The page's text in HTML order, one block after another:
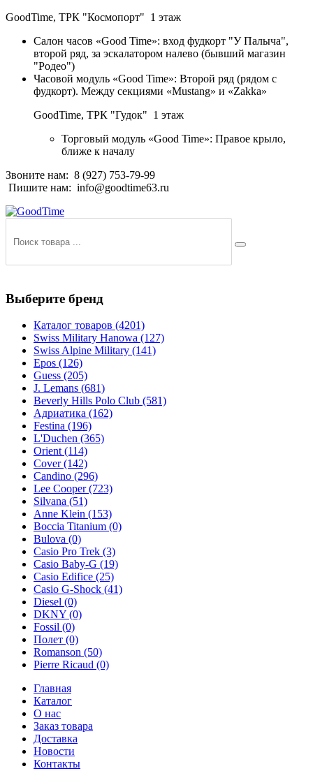
GoodTime, ТРК "Космопорт" 1 этаж
Салон часов «Good Time»: вход фудкорт "У Палыча",
второй ряд, за эскалатором налево (бывший магазин
"Родео")
Часовой модуль «Good Time»: Второй ряд (рядом с
фудкорт). Между секциями «Mustang» и «Zakka»
GoodTime, ТРК "Гудок" 1 этаж
Торговый модуль «Good Time»: Правое крыло,
ближе к началу
Звоните нам: 8 (927) 753-79-99
Пишите нам: info@goodtime63.ru
Выберите бренд
Каталог товаров (4201)
Swiss Military Hanowa (127)
Swiss Alpine Military (141)
Epos (126)
Guess (205)
J. Lemans (681)
Beverly Hills Polo Club (581)
Адриатика (162)
Festina (196)
L'Duchen (365)
Orient(114)
Cover(142)
Candino (296)
Lee Cooper(723)
Silvana (51)
Anne Klein (153)
Boccia Titanium (0)
Bulova (0)
Casio Pro Trek (3)
Casio Baby-G (19)
Casio Edifice (25)
Casio G-Shock (41)
Diesel (0)
DKNY (0)
Fossil (0)
Полет (0)
Romanson (50)
Pierre Ricaud (0)
Главная
Каталог
О нас
Заказ товара
Доставка
Новости
Контакты